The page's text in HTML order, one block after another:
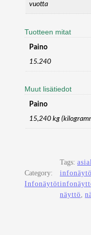
vuotta
Tuotteen mitat
Paino
15.240
Muut lisätiedot
Paino
15,240 kg
Category:
Infonäytöt
Tags:
näyttö